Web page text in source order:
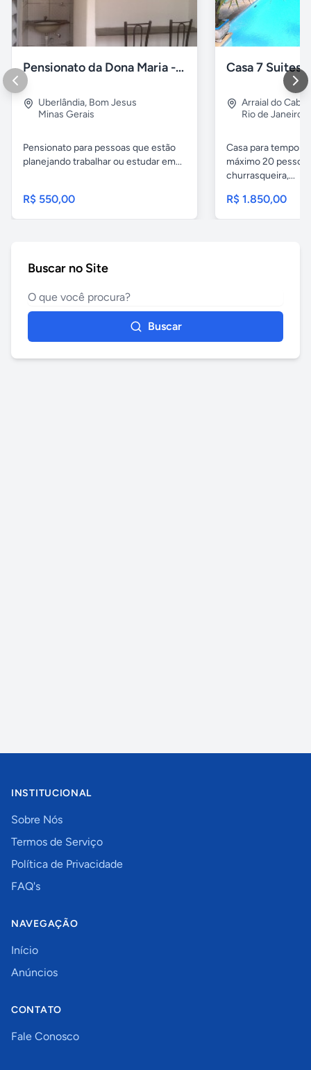
Pensionato da Dona Maria - Uberlândia/MG
Uberlândia, Bom Jesus
Minas Gerais
Pensionato para pessoas que estão
planejando trabalhar ou estudar em...
R$ 550,00
Arraial do Cabo
Rio de Janeiro
Casa para
máximo 20
churrasqueira,...
R$ 1.850,00
Buscar no Site
Buscar
INSTITUCIONAL
Sobre Nós
Termos de Serviço
Política de Privacidade
FAQ's
NAVEGAÇÃO
Início
Anúncios
CONTATO
Fale Conosco